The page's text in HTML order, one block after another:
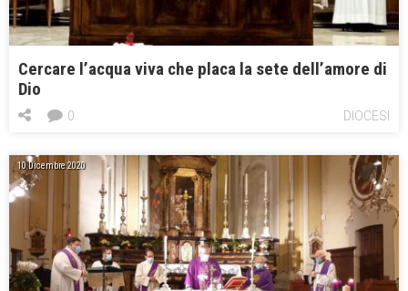
Cercare l’acqua viva che placa la sete dell’amore di
Dio
DIOCESI
0
10 Dicembre 2020